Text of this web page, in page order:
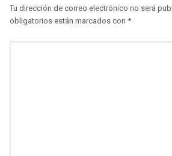
Tu dirección de correo electrónico no será
obligatorios están marcados con *